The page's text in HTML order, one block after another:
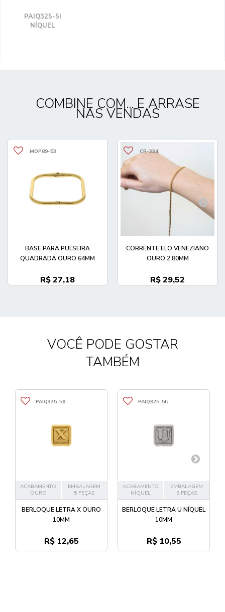
PAIQ325-5I
NÍQUEL
COMBINE COM... E ARRASE
NAS VENDAS
MOP89-53
BASE PARA PULSEIRA
QUADRADA OURO 64MM
R$ 27,18
CR-334
CORRENTE ELO VENEZIANO
OURO 2,80MM
R$ 29,52
VOCÊ PODE GOSTAR
TAMBÉM
PAIQ325-5X
ACABAMENTO
OURO
EMBALAGEM
5 PEÇAS
BERLOQUE LETRA X OURO
10MM
R$ 12,65
PAIQ325-5U
ACABAMENTO
NÍQUEL
EMBALAGEM
5 PEÇAS
BERLOQUE LETRA U NÍQUEL
10MM
R$ 10,55